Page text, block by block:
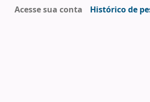
Acesse sua conta Histórico de